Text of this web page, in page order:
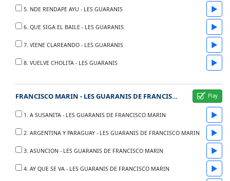
5. NDE RENDAPE AYU - LES GUARANIS ▶
6. QUE SIGA EL BAILE - LES GUARANIS ▶
7. VIENE CLAREANDO - LES GUARANIS ▶
8. VUELVE CHOLITA - LES GUARANIS ▶
FRANCISCO MARIN - LES GUARANIS DE FRANCISCO MARIN 1955
1. A SUSANITA - LES GUARANIS DE FRANCISCO MARIN ▶
2. ARGENTINA Y PARAGUAY - LES GUARANIS DE FRANCISCO MARIN ▶
3. ASUNCION - LES GUARANIS DE FRANCISCO MARIN ▶
4. AY QUE SE VA - LES GUARANIS DE FRANCISCO MARIN ▶